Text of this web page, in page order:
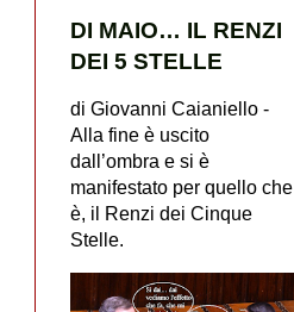
DI MAIO… IL RENZI
DEI 5 STELLE
di Giovanni Caianiello -
Alla fine è uscito
dall’ombra e si è
manifestato per quello che
è, il Renzi dei Cinque
Stelle.